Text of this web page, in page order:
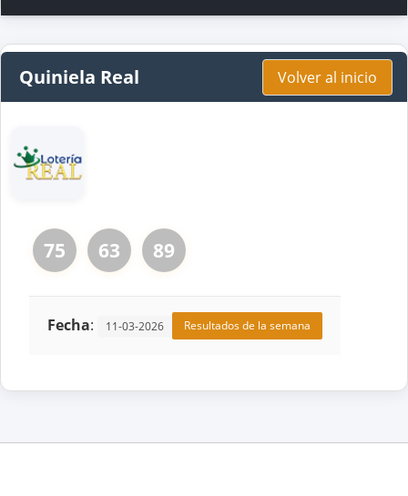
Quiniela Real Volver al inicio
75 63 89
Fecha: 11-03-2026 Resultados de la semana